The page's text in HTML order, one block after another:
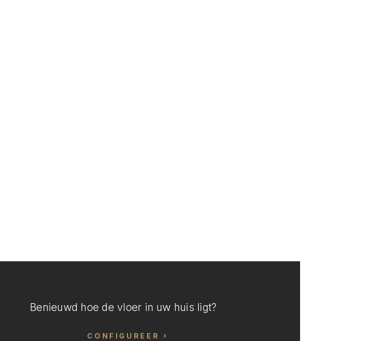
Benieuwd hoe de vloer in uw huis ligt?
CONFIGUREER